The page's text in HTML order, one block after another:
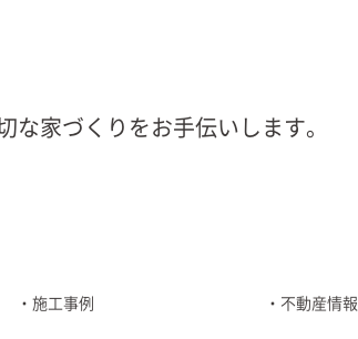
家づくりをお手伝いします。
施工事例 不動産情報